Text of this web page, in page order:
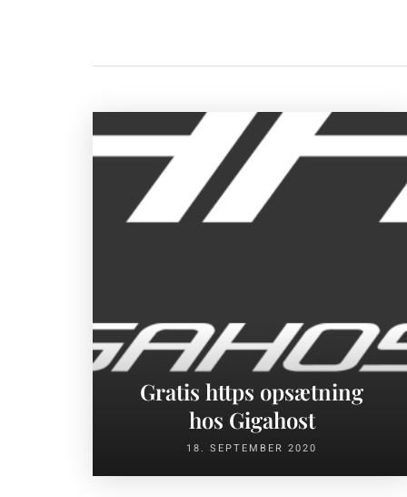
Gratis https opsætning
hos Gigahost
18. SEPTEMBER 2020